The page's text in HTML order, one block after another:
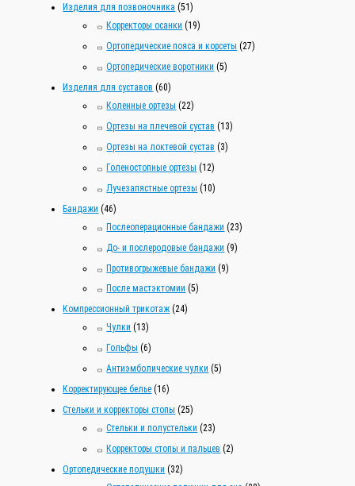
Изделия для позвоночника (51)
Корректоры осанки (19)
Ортопедические пояса и корсеты (27)
Ортопедические воротники (5)
Изделия для суставов (60)
Коленные ортезы (22)
Ортезы на плечевой сустав (13)
Ортезы на локтевой сустав (3)
Голеностопные ортезы (12)
Лучезапястные ортезы (10)
Бандажи (46)
Послеоперационные бандажи (23)
До- и послеродовые бандажи (9)
Противогрыжевые бандажи (9)
После мастэктомии (5)
Компрессионный трикотаж (24)
Чулки (13)
Гольфы (6)
Антиэмболические чулки (5)
Корректирующее белье (16)
Стельки и корректоры стопы (25)
Стельки и полустельки (23)
Корректоры стопы и пальцев (2)
Ортопедические подушки (32)